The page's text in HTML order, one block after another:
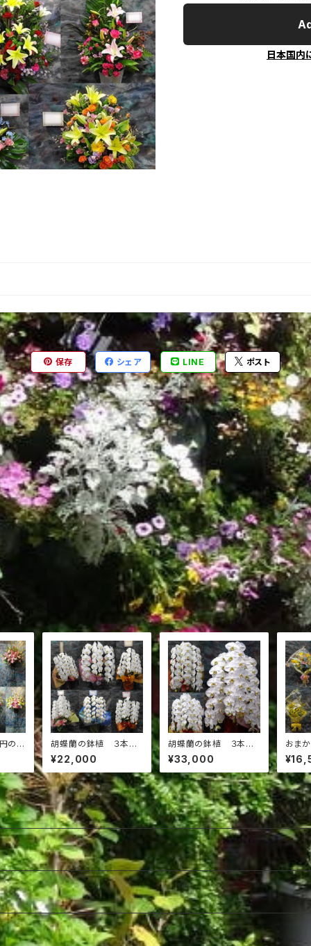
日本国内
保存 シェア LINE ポスト
のス
胡蝶蘭の鉢植 ３本
立 20,000円
¥22,000
胡蝶蘭の鉢植 ３本
立 30,000円
¥33,000
おま
00円